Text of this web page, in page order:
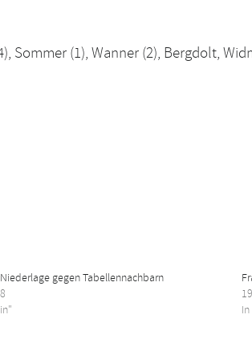
Sommer (1), Wanner (2), Bergdolt,
gegen Tabellennachbarn